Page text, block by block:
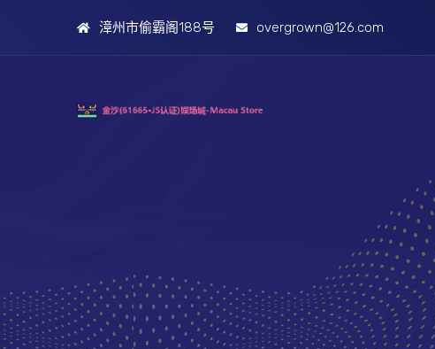
漳州市偷霸阁188号 overgrown@126.com